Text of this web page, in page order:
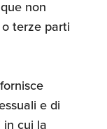
non
terze parti
e di
in cui la